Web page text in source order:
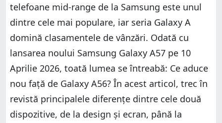
telefoane mid-range de la Samsung este unul
dintre cele mai populare, iar seria Galaxy A
domină clasamentele de vânzări. Odată cu
lansarea noului Samsung Galaxy A57 pe 10
Aprilie 2026, toată lumea se întreabă: Ce aduce
nou față de Galaxy A56? În acest articol, trec în
revistă principalele diferențe dintre cele două
dispozitive, de la design și ecran, până la